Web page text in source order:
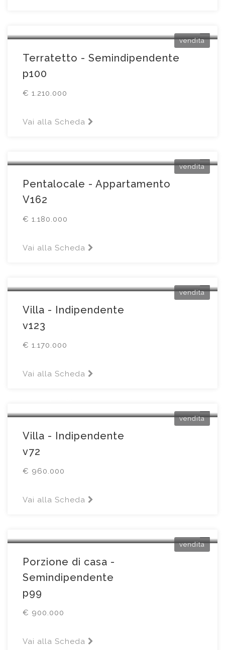
vendita
Terratetto - Semindipendente
p100
€ 1.210.000
Vai alla Scheda
vendita
Pentalocale - Appartamento
V162
€ 1.180.000
Vai alla Scheda
vendita
Villa - Indipendente
v123
€ 1.170.000
Vai alla Scheda
vendita
Villa - Indipendente
v72
€ 960.000
Vai alla Scheda
vendita
Porzione di casa -
Semindipendente
p99
€ 900.000
Vai alla Scheda